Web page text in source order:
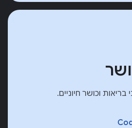
בריאות וכושר חיוניים.